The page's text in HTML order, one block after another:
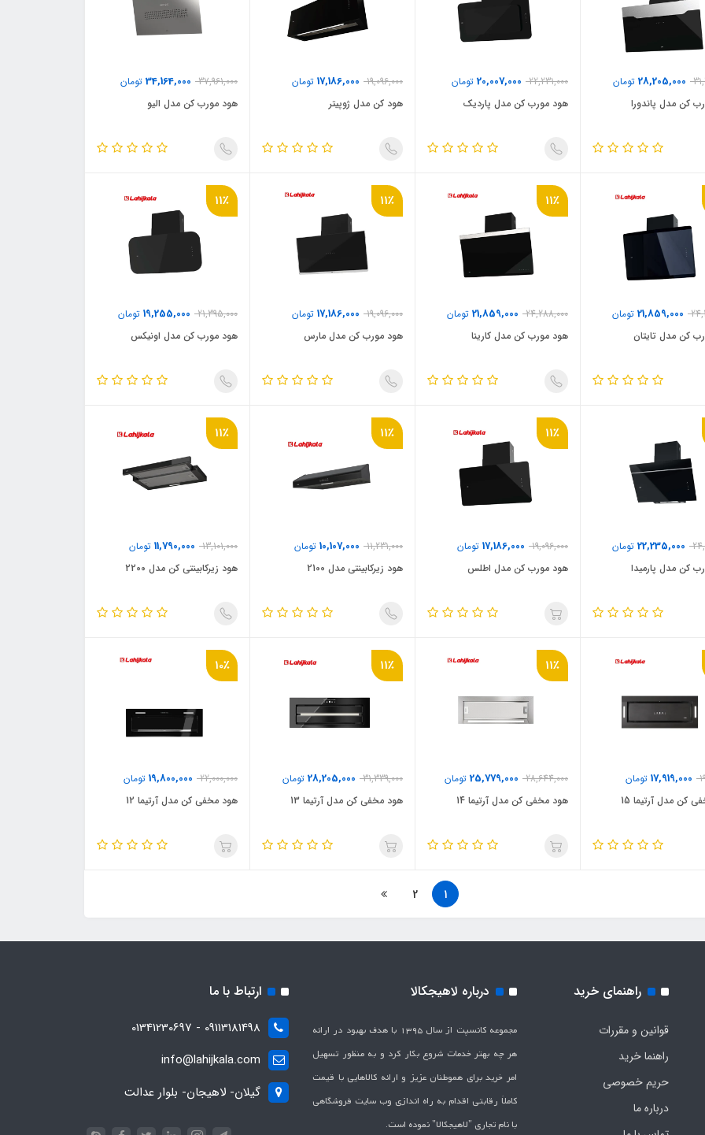
28,205,000 تومان
کن مدل پاندورا
22,231,000
20,007,000 تومان
هود مورب کن مدل پاردیک
19,096,000
17,186,000 تومان
هود کن مدل ژوپیتر
37,961,000
34,164,000 تومان
هود مورب کن مدل الیو
21,859,000 تومان
کن مدل تایتان
11٪
24,288,000
21,859,000 تومان
هود مورب کن مدل کارینا
11٪
19,096,000
17,186,000 تومان
هود مورب کن مدل مارس
11٪
21,395,000
19,255,000 تومان
هود مورب کن مدل اونیکس
22,235,000 تومان
کن مدل پارمیدا
11٪
19,096,000
17,186,000 تومان
هود مورب کن مدل اطلس
11٪
11,231,000
10,107,000 تومان
هود زیرکابینتی مدل 2100
11٪
13,101,000
11,790,000 تومان
هود زیرکابینتی کن مدل 2200
17,919,000 تومان
کن مدل آرتیما 15
11٪
28,644,000
25,779,000 تومان
هود مخفی کن مدل آرتیما 14
11٪
31,339,000
28,205,000 تومان
هود مخفی کن مدل آرتیما 13
10٪
22,000,000
19,800,000 تومان
هود مخفی کن مدل آرتیما 12
1
2
راهنمای خرید
قوانین و مقررات
راهنما خرید
حریم خصوصی
درباره ما
درباره لاهیجکالا
مجموعه کانسپت از سال 1395 با هدف بهبود در ارائه
هر چه بهتر خدمات شروع بکار کرد و به منظور تسهیل
امر خرید برای هموطنان عزیز و ارائه کالاهایی با قیمت
کاملاَ رقابتی اقدام به راه اندازی وب سایت فروشگاهی
با نام تجاری "لاهیج­کالا" نموده است.
ارتباط با ما
09113181498 - 01341230697
info@lahijkala.com
گیلان- لاهیجان- بلوار عدالت